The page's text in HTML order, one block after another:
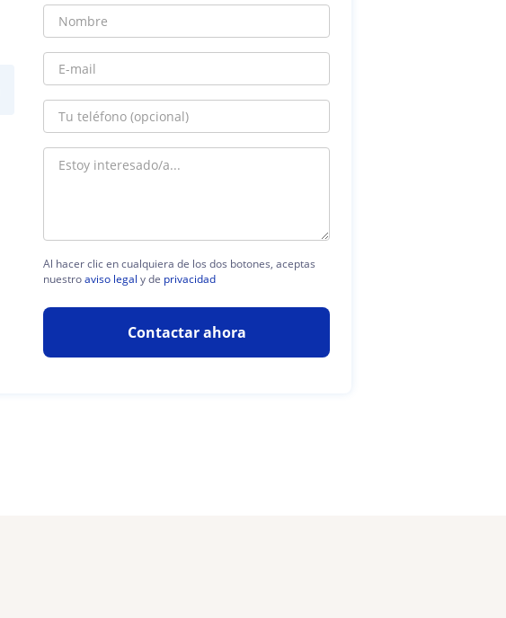
Al hacer clic en cualquiera de los dos botones, aceptas
nuestroaviso legal y de privacidad
Contactar ahora